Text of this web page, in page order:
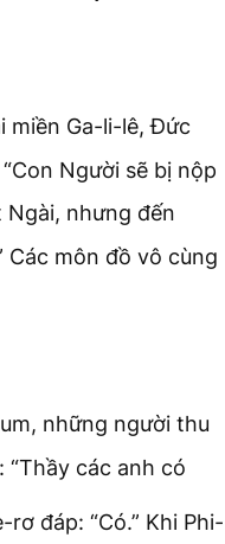
miền Ga-li-lê, Đức
Người sẽ bị nộp
Ngài, nhưng đến
Các môn đồ vô cùng
những người thu
các anh có
rơ đáp: “Có.” Khi Phi-